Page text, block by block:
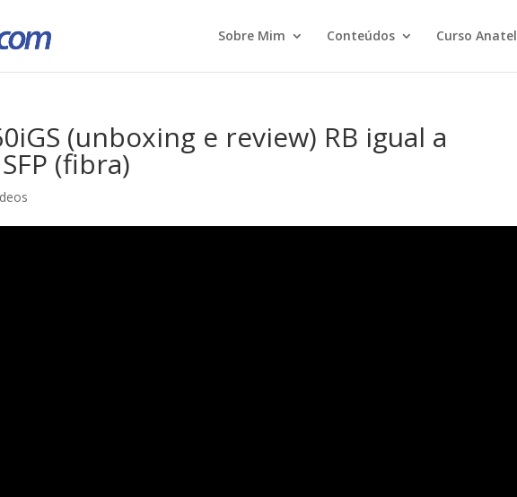
Sobre Mim Conteúdos Curso Anatel
(unboxing e review) RB igual a
(fibra)